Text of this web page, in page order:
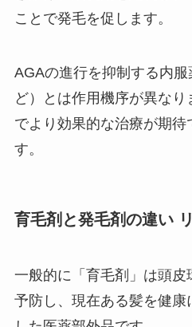
ことで発毛を促します。
AGAの進行を抑制する内
ど）とは作用機序が異なり
でより効果的な治療が期待
す。
育毛剤と発毛剤の違い
一般的に「育毛剤」は頭皮
予防し、現在ある髪を健康